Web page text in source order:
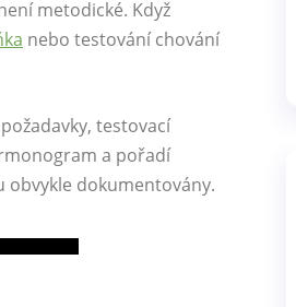
metodické. Když
nebo testování chování
testovací
a pořadí
obvykle dokumentovány.